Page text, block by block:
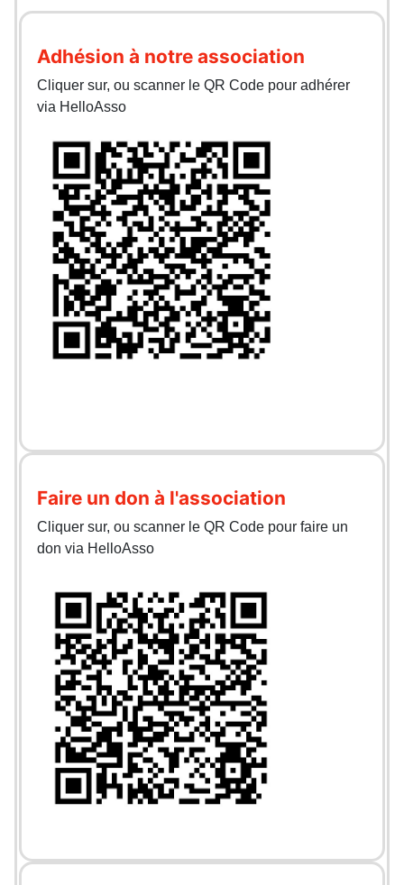
Adhésion à notre association
Cliquer sur, ou scanner le QR Code pour adhérer
via HelloAsso
Faire un don à l'association
Cliquer sur, ou scanner le QR Code pour faire un
don via HelloAsso